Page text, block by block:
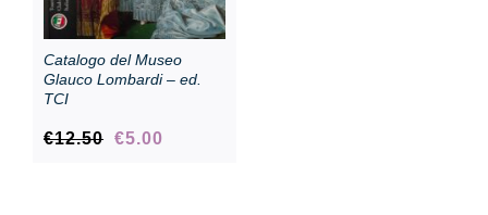
Catalogo del Museo
Glauco Lombardi – ed.
TCI
€12.50 Il
€5.00